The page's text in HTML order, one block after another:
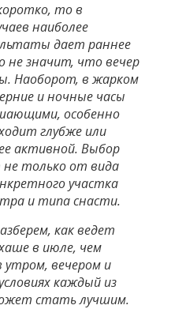
то в
наиболее
дает раннее
не значит, что вечер
Наоборот, в жарком
и ночные часы
особенно
глубже или
активной. Выбор
не только от вида
участка
и типа снасти.
как ведет
в июле, чем
утром, вечером и
каждый из
стать лучшим.